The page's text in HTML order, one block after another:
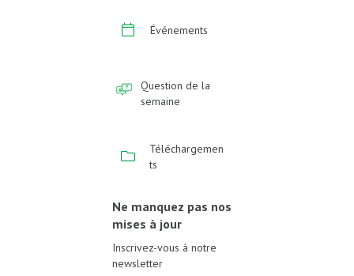
Événements
Question de la
semaine
Téléchargemen
ts
Ne manquez pas nos
mises à jour
Inscrivez-vous à notre
newsletter